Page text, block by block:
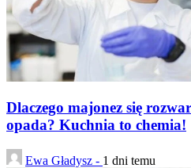
Dlaczego majonez się
opada? Kuchnia to chemia!
Ewa Gładysz - 1 dni temu